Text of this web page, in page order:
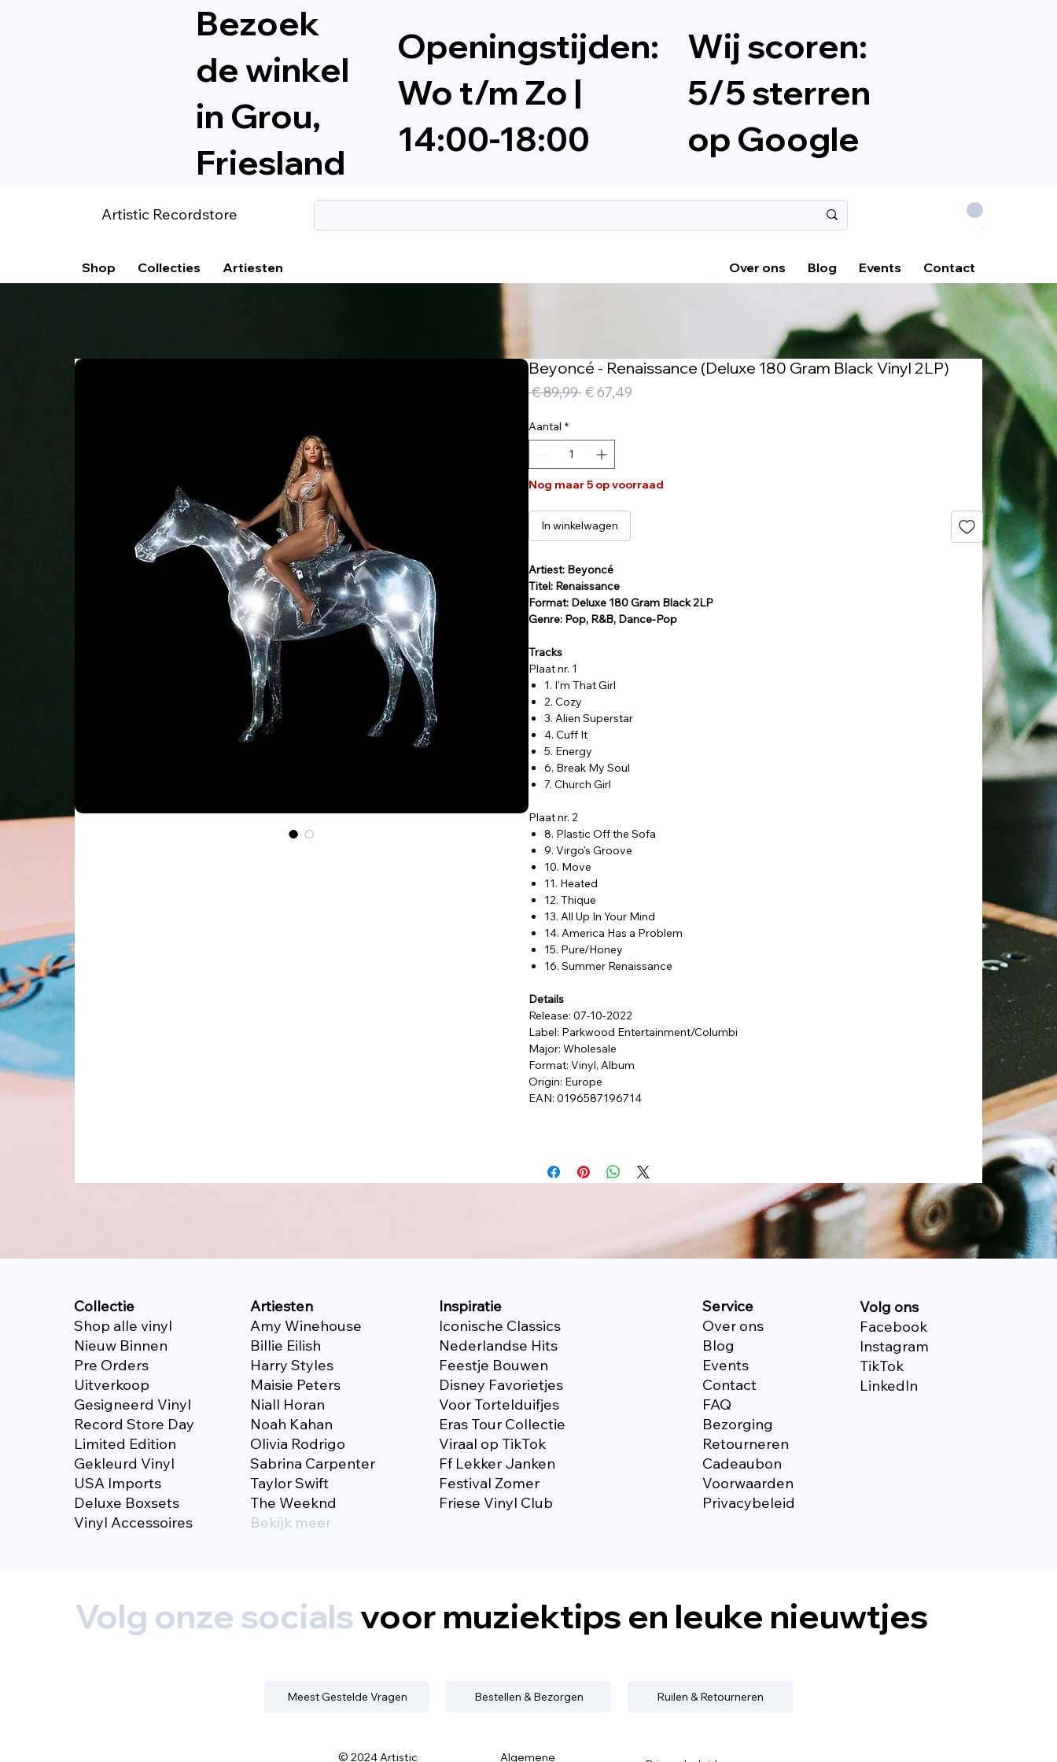
Bezoek
de winkel
in Grou,
Friesland
Openingstijden:
Wo t/m Zo |
14:00-18:00
Wij scoren:
5/5 sterren
op Google
Artistic Recordstore
.
Shop Collecties Artiesten Over ons Blog Events Contact
Beyoncé - Renaissance (Deluxe 180 Gram Black Vinyl 2LP)
€ 89,99 Normale
€ 67,49
Aantal *
Nog maar 5 op voorraad
In winkelwagen
Artiest: Beyoncé
Titel: Renaissance
Format: Deluxe 180 Gram Black 2LP
Genre: Pop, R&B, Dance-Pop
Tracks
Plaat nr. 1
1. I'm That Girl
2. Cozy
3. Alien Superstar
4. Cuff It
5. Energy
6. Break My Soul
7. Church Girl
Plaat nr. 2
8. Plastic Off the Sofa
9. Virgo's Groove
10. Move
11. Heated
12. Thique
13. All Up In Your Mind
14. America Has a Problem
15. Pure/Honey
16. Summer Renaissance
Details
Release: 07-10-2022
Label: Parkwood Entertainment/Columbi
Major: Wholesale
Format: Vinyl, Album
Origin: Europe
EAN: 0196587196714
Collectie
Shop alle vinyl
Nieuw Binnen
Pre Orders
Uitverkoop
Gesigneerd Vinyl
Record Store Day
Limited Edition
Gekleurd Vinyl
USA Imports
Deluxe Boxsets
Vinyl Accessoires
Artiesten
Amy Winehouse
Billie Eilish
Harry Styles
Maisie Peters
Niall Horan
Noah Kahan
Olivia Rodrigo
Sabrina Carpenter
Taylor Swift
The Weeknd
Bekijk meer
Inspiratie
Iconische Classics
Nederlandse Hits
Feestje Bouwen
Disney Favorietjes
Voor Tortelduifjes
Eras Tour Collectie
Viraal op TikTok
Ff Lekker Janken
Festival Zomer
Friese Vinyl Club
Service
Over ons
Blog
Events
Contact
FAQ
Bezorging
Retourneren
Cadeaubon
Voorwaarden
Privacybeleid
Volg ons
Facebook
Instagram
TikTok
Linkedln
Volg onze socialsvoor muziektips en leuke nieuwtjes
Meest Gestelde Vragen Bestellen & Bezorgen Ruilen & Retourneren
© 2024 Artistic Algemene